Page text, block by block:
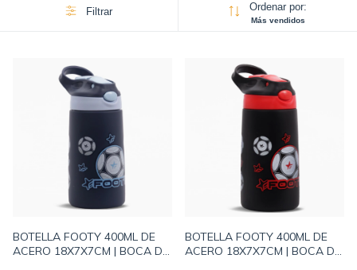
Filtrar Ordenar por:
Más vendidos
BOTELLA FOOTY 400ML DE
ACERO 18X7X7CM | BOCA DE
BOTELLA FOOTY 400ML DE
ACERO 18X7X7CM | BOCA DE